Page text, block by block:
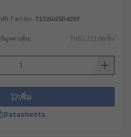
อาชีพที่ต้องเขียนข้อมูลอย่าง
นได้ : บางอุปกรณ์อาจ
หรือ SDXC เท่านั้น ควร
อ เพื่อให้มั่นใจว่าการ์ดใช้
งการ
พแวดล้อมของอุตสาหกรรม
นทาน เช่น ATP หรือ
Part No. TS32GUSD420T
มูลค่าเพิ่ม) THB2,723.06/ชิ้น
เพิ่ม
Datasheets